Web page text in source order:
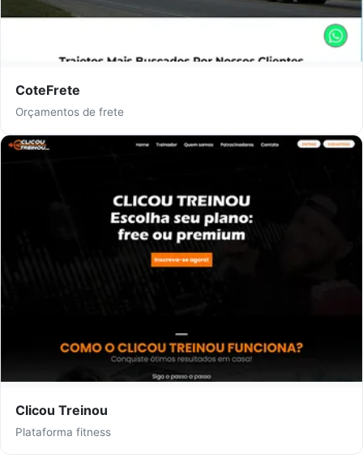
CoteFrete
Orçamentos de frete
Clicou Treinou
Plataforma fitness